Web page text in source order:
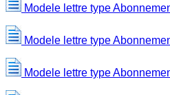
Modele lettre type
Modele lettre type
Modele lettre type